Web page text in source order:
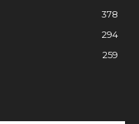
378
294
259